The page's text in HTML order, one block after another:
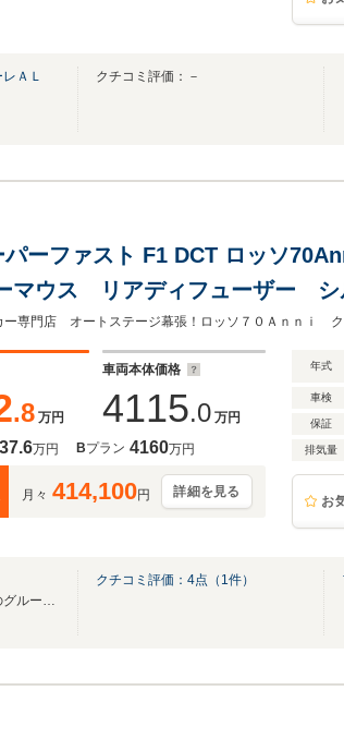
ＡＬ
クチコミ評価：－
パーファスト F1 DCT ロッソ
マウス リアディフューザー
インサート LEDステア) パッ
ー専門店 オートステージ幕張！ロッソ７０Ａｎｎｉ
.8 万円
車両本体価格
4115.0 万円
万円 Bプラン 4160万円
月々 414,100円 詳細を見る
年式
車検
保証
排気量
お
東証プライム上場企業株式会社ネクステージのグループ会社です。
クチコミ評価： 4点（ 1件）